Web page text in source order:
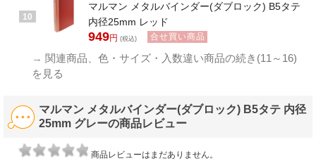
10
マルマン メタルバインダー(ダブロック) B5タテ
内径25mm レッド
949円 (税込) 合せ買い商品
→ 関連商品、色・サイズ・入数違い商品の続き(11～16)
を見る
マルマン メタルバインダー(ダブロック) B5タテ 内径
25mm グレーの商品レビュー
商品レビューはまだありません。